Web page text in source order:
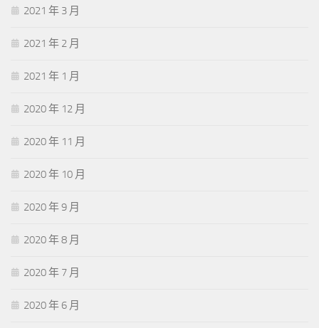
2021 年 3 月
2021 年 2 月
2021 年 1 月
2020 年 12 月
2020 年 11 月
2020 年 10 月
2020 年 9 月
2020 年 8 月
2020 年 7 月
2020 年 6 月